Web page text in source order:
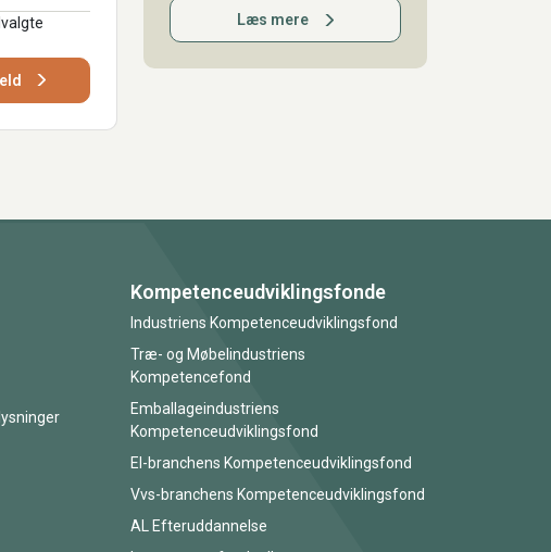
Læs mere
Kompetenceudviklingsfonde
Industriens Kompetenceudviklingsfond
Træ- og Møbelindustriens
Kompetencefond
Emballageindustriens
Kompetenceudviklingsfond
El-branchens Kompetenceudviklingsfond
Vvs-branchens Kompetenceudviklingsfond
AL Efteruddannelse